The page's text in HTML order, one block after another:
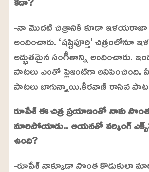
-నా మొదటి చిత్రానికి కూడా ఇళయరాజా
అందించారు. ‘షష్టిపూర్తి’
అద్భుతమైన సంగీతాన్ని అందించారు.
పాటలు ఎంతో ప్లెజంట్‌గా అనిపించింది.
పాటలు బాగున్నాయి.కీరవాణి రాసిన పాట
రూపేశ్ ఈ చిత్ర ప్రయాణంతో నాకు
మారిపోయాడు.. ఆయనతో వర్కింగ్
ఉంది?
-రూపేశ్ నాక్కూడా సొంత కొడుకులా